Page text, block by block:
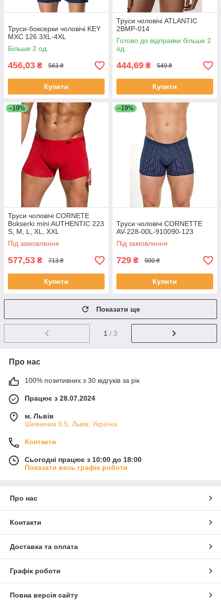
Труси-боксерки чоловічі KEY
MXC 126 3XL-4XL
Більше 2 од.
456,03 ₴ 563 ₴
Купити
Труси чоловічі ATLANTIC
2BMP-014
Готово до відправки більше 2
од.
444,69 ₴ 549 ₴
Купити
–19%
Труси чоловічі CORNETE
Bokserki mini AUTHENTIC 223
S, M, L, XL, XXL
Під замовлення
577,53 ₴ 713 ₴
Купити
–19%
Труси чоловічі CORNETTE
AV-228-00L-910090-123
Під замовлення
729 ₴ 900 ₴
Купити
Показати ще
1 / 3
Про нас
100% позитивних з 30 відгуків за рік
Працює з 28.07.2024
м. Львів
Шевченка б.5, Львів, Україна
Контакти
Сьогодні працює з 10:00 до 18:00
Показати весь графік роботи
Про нас
Контакти
Доставка та оплата
Графік роботи
Повна версія сайту